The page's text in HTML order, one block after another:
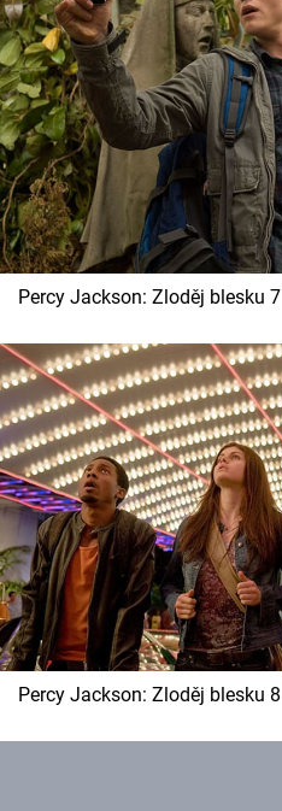
Percy Jackson: Zloděj blesku 7
Percy Jackson: Zloděj blesku 8